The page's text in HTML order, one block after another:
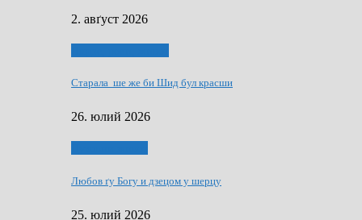
2. авґуст 2026
Старала ше же би Шид бул красши
26. юлий 2026
Любов ґу Богу и дзецом у шерцу
25. юлий 2026